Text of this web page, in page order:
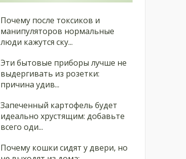
Почему после токсиков и
манипуляторов нормальные
люди кажутся ску...
Эти бытовые приборы лучше не
выдергивать из розетки:
причина удив...
Запеченный картофель будет
идеально хрустящим: добавьте
всего оди...
Почему кошки сидят у двери, но